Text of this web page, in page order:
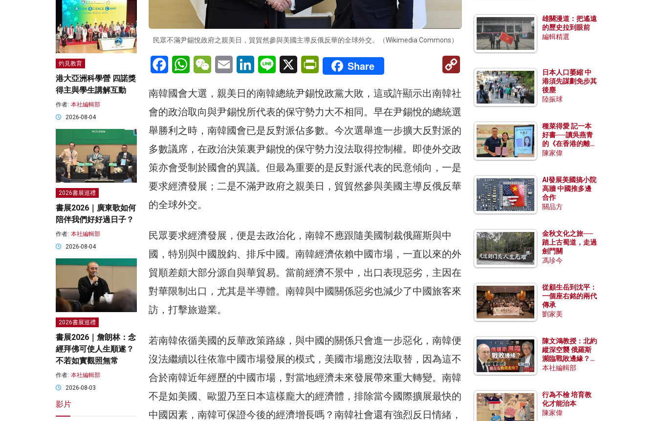
民眾不滿尹錫悅政府之親美日，貿貿然參與美國主導反俄反華的全球外交。（Wikimedia Commons）
FacebookWhatsAppWeChatEmail LinkedInLine X PrintFriendly
Share
南韓國會大選，親美日的南韓總統尹錫悅政黨大敗，這或許顯示出南韓社
會的政治取向與尹錫悅所代表的保守勢力大不相同。早在尹錫悅的總統選
舉勝利之時，南韓國會已是反對派佔多數。今次選舉進一步擴大反對派的
多數議席，在政治決策裏尹錫悅的保守勢力沒法取得控制權。即使外交政
策亦會受制於國會的異議。但最為重要的是反對派代表的民意傾向，一是
要求經濟發展；二是不滿尹政府之親美日，貿貿然參與美國主導反俄反華
的全球外交。
民眾要求經濟發展，便是去政治化，南韓不應跟隨美國制裁俄羅斯與中
國，特別與中國脫鈎、排斥中國。南韓經濟依賴中國市場，一直以來的外
貿順差頗大部分源自與華貿易。當前經濟不景中，出口表現惡劣，主因在
對華限制出口，尤其是半導體。南韓與中國關係惡劣也減少了中國旅客來
訪，打擊旅遊業。
若南韓依循美國的反華政策路線，與中國的關係只會進一步惡化，南韓便
沒法繼續以往依靠中國市場發展的模式，美國市場應沒法取替，因為這不
合於南韓近年經歷的中國市場，對當地經濟未來發展帶來重大轉變。南韓
不是如美國、歐盟乃至日本這樣龐大的經濟體，排除當今國際擴展最快的
中國因素，南韓可保證今後的經濟增長嗎？南韓社會還有強烈反日情緒，
灼見教育
港大亞洲科學營 四諾獎
得主與學生講解互動
作者: 本社編輯部
2026-08-04
2026書展巡禮
書展2026｜廣東歌如何
陪伴我們好好過日子？
作者: 本社編輯部
2026-08-04
2026書展巡禮
書展2026｜詹朗林：念
經拜佛可使人生順遂？
不若如實觀照無常
作者: 本社編輯部
2026-08-03
影片
雄關漫道：把遙遠
的歷史拉到眼前
編輯精選
日本人口萎縮 中
港須先謀劃免步其
後塵
陸振球
種菜得愛 記一本
好書──讀吳燕青
的《在香港的離島
種菜》
陳家偉
AI發展美國搞小院
高牆 中國推多邊
合作
關品方
金秋文化之旅──
踏上古蜀道，走過
劍門關
馮珍今
從顧生岳到沈平：
一個座右銘的兩代
傳承
劉家美
陳文鴻教授：北約
縱深空襲 俄羅斯
瀕臨戰敗邊緣？中
國零部件能左右戰
本社編輯部
行為不檢 培育教
化才能治本
陳家偉